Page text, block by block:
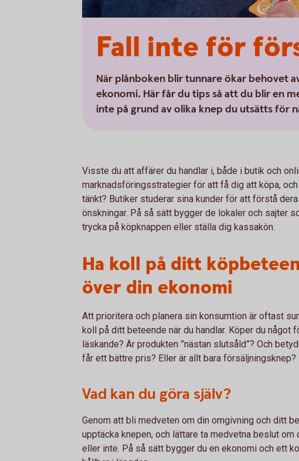
Fall inte för
När plånboken blir tunnare ökar behovet
ekonomi. Här får du tips så att du blir en
inte på grund av olika knep du utsätts för
Visste du att affärer du handlar i, både i butik och
marknadsföringsstrategier för att få dig att köpa,
tänkt? Butiker studerar sina kunder för att förstå
önskningar. På så sätt bygger de lokaler och sajter
trycka på köpknappen eller ställa dig kassakön.
Ha koll på ditt
över din ekonomi
Att prioritera och planera sin konsumtion är oftast
koll på ditt beteende när du handlar. Köper du något
läskande? Är produkten ”nästan slutsåld”? Och
får ett bättre pris? Eller är allt bara försäljningsknep?
Vad kan du göra själv?
Genom att bli medveten om din omgivning och ditt
upptäcka knepen, och lättare ta medvetna beslut
eller inte. På så sätt bygger du en ekonomi och ett